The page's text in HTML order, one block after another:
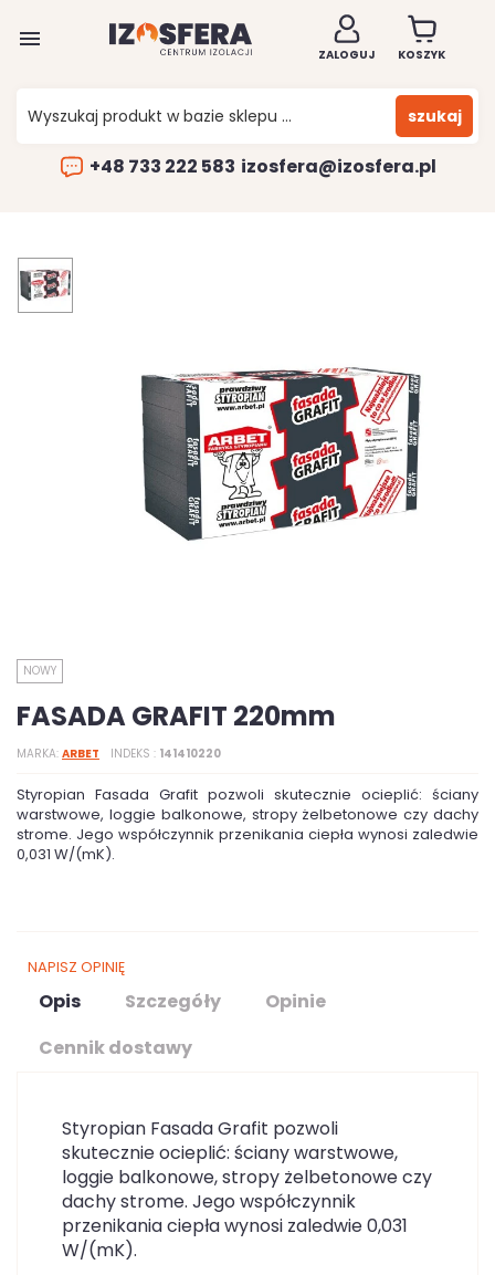

ZALOGUJ KOSZYK
szukaj
+48 733 222 583 izosfera@izosfera.pl
NOWY
FASADA GRAFIT 220mm
MARKA ARBET INDEKS 141410220
Styropian Fasada Grafit pozwoli skutecznie ocieplić: ściany
warstwowe, loggie balkonowe, stropy żelbetonowe czy dachy
strome. Jego współczynnik przenikania ciepła wynosi zaledwie
0,031 W/(mK).
NAPISZ OPINIĘ
Opis Szczegóły
Opinie
Cennik dostawy
Styropian Fasada Grafit pozwoli
skutecznie ocieplić: ściany warstwowe,
loggie balkonowe, stropy żelbetonowe czy
dachy strome. Jego współczynnik
przenikania ciepła wynosi zaledwie 0,031
W/(mK).